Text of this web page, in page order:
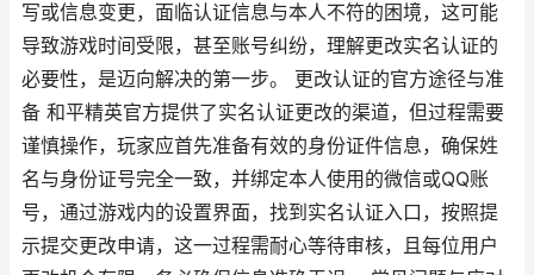
写或信息变更，面临认证信息与本人不符的困境，这可能
导致游戏时间受限，甚至账号纠纷，理解更改实名认证的
必要性，是迈向解决的第一步。 更改认证的官方途径与准
备 和平精英官方提供了实名认证更改的渠道，但过程需要
谨慎操作，玩家应首先准备有效的身份证件信息，确保姓
名与身份证号完全一致，并绑定本人使用的微信或QQ账
号，通过游戏内的设置界面，找到实名认证入口，按照提
示提交更改申请，这一过程需耐心等待审核，且每位用户